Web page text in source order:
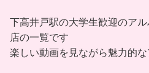
下高井戸駅の大学生歓迎のア
店の一覧です
楽しい動画を見ながら魅力的